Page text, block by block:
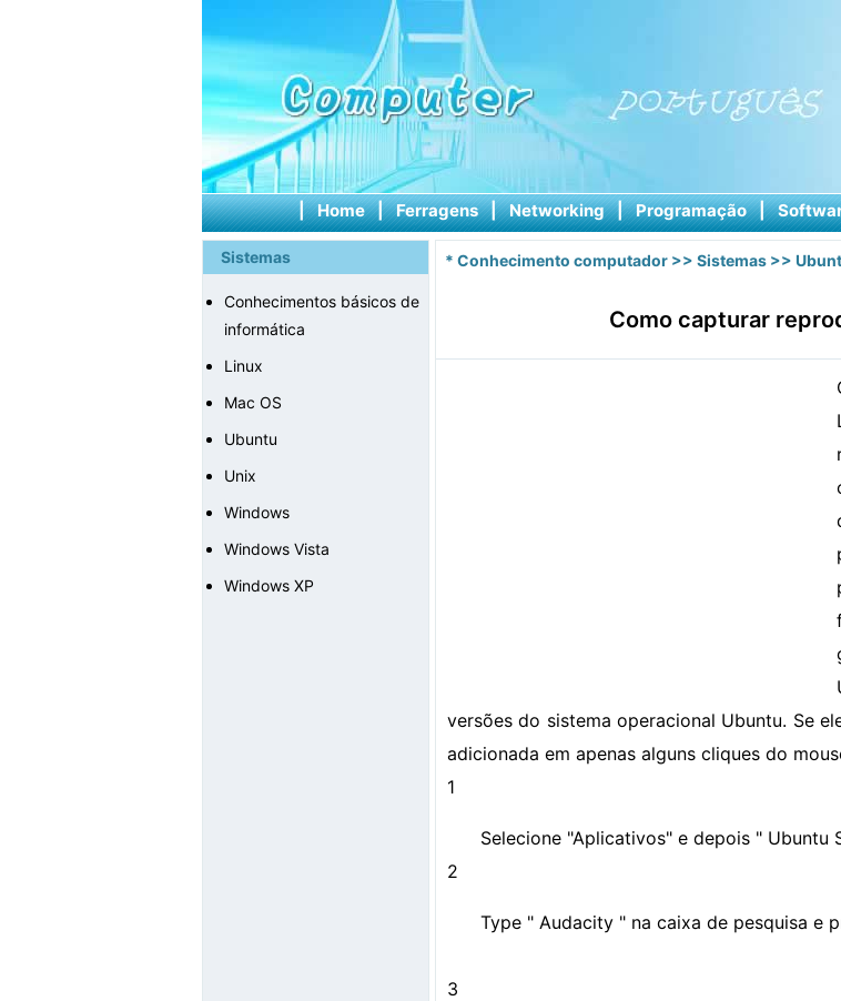
| Home | Ferragens | Networking | Programação |
Sistemas
Conhecimentos básicos de
informática
Linux
Mac OS
Ubuntu
Unix
Windows
Windows Vista
Windows XP
* Conhecimento computador >> Sistemas >>
Como capturar
versões do sistema operacional Ubuntu. Se
adicionada em apenas alguns cliques do
1
Selecione "Aplicativos" e depois " Ubuntu
2
Type " Audacity " na caixa de pesquisa e
3